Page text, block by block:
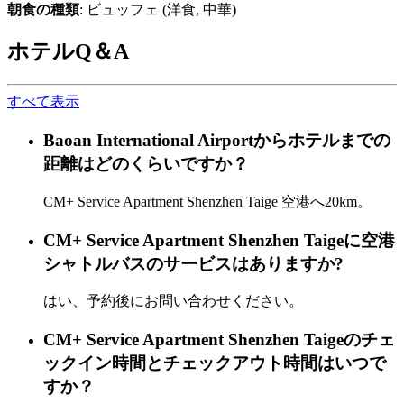
朝食の種類: ビュッフェ (洋食, 中華)
ホテルQ＆A
すべて表示
Baoan International Airportからホテルまでの
距離はどのくらいですか？
CM+ Service Apartment Shenzhen Taige 空港へ20km。
CM+ Service Apartment Shenzhen Taigeに空港
シャトルバスのサービスはありますか?
はい、予約後にお問い合わせください。
CM+ Service Apartment Shenzhen Taigeのチェ
ックイン時間とチェックアウト時間はいつで
すか？